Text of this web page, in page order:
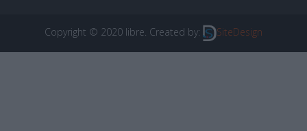
Copyright © 2020 libre. Created by: SiteDesign